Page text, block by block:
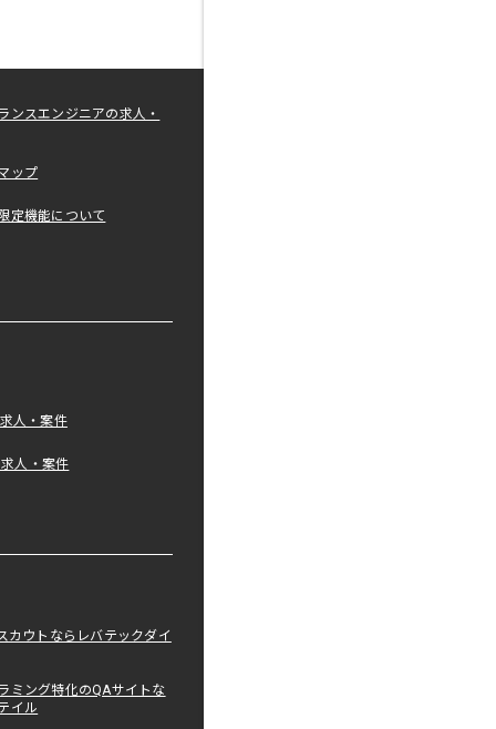
ンスエンジニアの求人・
ップ
定機能について
人・案件
人・案件
カウトならレバテックダイ
ミング特化のQAサイトな
イル